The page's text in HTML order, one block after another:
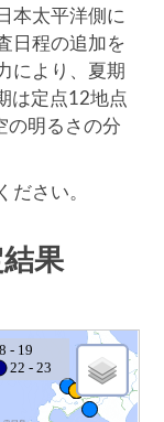
本太平洋側に
日程の追加を
により、夏期
は定点12地点
の明るさの分
ださい。
果